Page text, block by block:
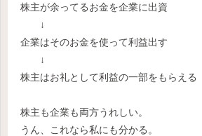
株主が余ってるお金を企業に出資
↓
企業はそのお金を使って利益出す
↓
株主はお礼として利益の一部をもらえる
株主も企業も両方うれしい。
うん、これなら私にも分かる。